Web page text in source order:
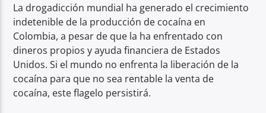
La drogadicción mundial ha generado el crecimiento
indetenible de la producción de cocaína en
Colombia, a pesar de que la ha enfrentado con
dineros propios y ayuda financiera de Estados
Unidos. Si el mundo no enfrenta la liberación de la
cocaína para que no sea rentable la venta de
cocaína, este flagelo persistirá.